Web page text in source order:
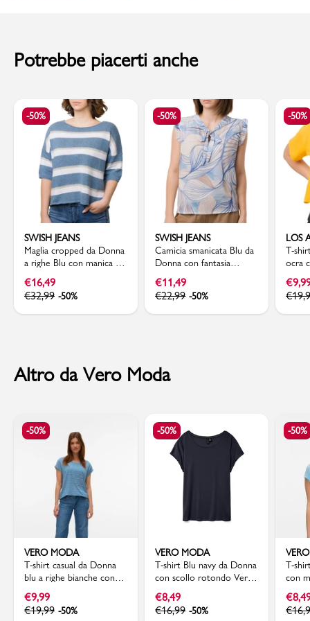
Potrebbe piacerti anche
-50%
SWISH JEANS
Maglia cropped da Donna
a righe Blu con manica a
tre quarti Swish Jeans
€16,49
€32,99 -50%
-50%
SWISH JEANS
Camicia smanicata Blu da
Donna con fantasia
floreale e rouches Swish
Jeans
€11,49
€22,99 -50%
-50%
LOS
T-
ocra
€
€
Altro da Vero Moda
-50%
VERO MODA
T-shirt casual da Donna
blu a righe bianche con
girocollo Vero Moda
€9,99
€19,99 -50%
-50%
VERO MODA
T-shirt Blu navy da Donna
con scollo rotondo Vero
Moda
€8,49
€16,99 -50%
-50%
T-
con
€
€